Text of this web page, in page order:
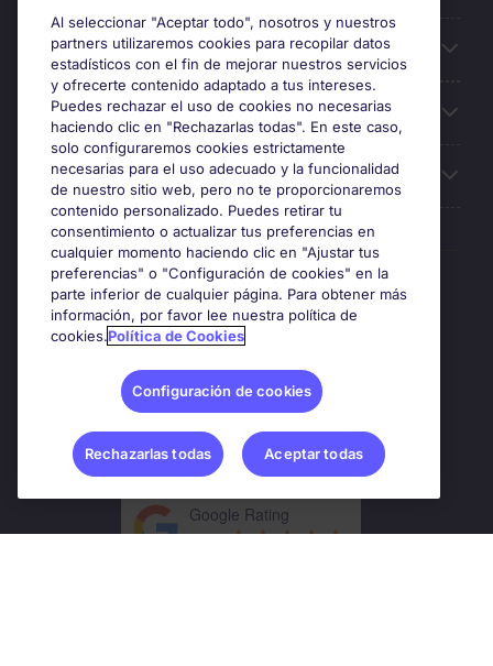
Búsqueda de empleo
Oficinas
Sobre Michael Page
Premios y certificaciones
Google Rating
4.8
Al seleccionar "Aceptar todo", nosotros y nuestros
partners utilizaremos cookies para recopilar datos
estadísticos con el fin de mejorar nuestros servicios
y ofrecerte contenido adaptado a tus intereses.
Puedes rechazar el uso de cookies no necesarias
haciendo clic en "Rechazarlas todas". En este caso,
solo configuraremos cookies estrictamente
necesarias para el uso adecuado y la funcionalidad
de nuestro sitio web, pero no te proporcionaremos
contenido personalizado. Puedes retirar tu
consentimiento o actualizar tus preferencias en
cualquier momento haciendo clic en "Ajustar tus
preferencias" o "Configuración de cookies" en la
parte inferior de cualquier página. Para obtener más
información, por favor lee nuestra política de
cookies.Política de Cookies
Configuración de cookies
Rechazarlas todas Aceptar todas